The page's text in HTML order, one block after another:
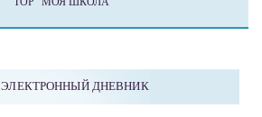
ЭЛЕКТРОННЫЙ ДНЕВНИК